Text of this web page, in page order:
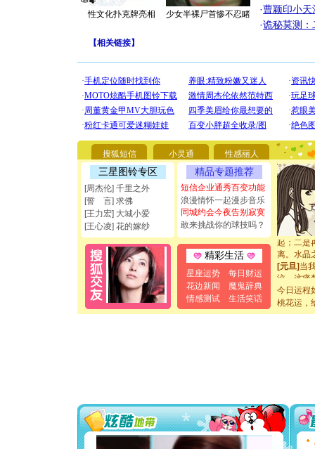
性文化扑克牌亮相 少女半裸尸首惨不忍睹
·曹颖印小天
·诡秘莫测：
【相关链接】
搜狐短信 小灵通 性感丽人
三星图铃专区
[周杰伦] 千里之外
[誓 言] 求佛
[王力宏] 大城小爱
[王心凌] 花的嫁纱
精品专题推荐
短信企业通秀百变功能
浪漫情怀一起漫步音乐
同城约会今夜告别寂寞
敢来挑战你的球技吗？
精彩生活
星座运势
每日财运
花边新闻
魔鬼辞典
情感测试
生活笑话
[圣诞节]
你太多
[圣诞节]
能正大光
都要快乐
[圣诞节]
如意,快
[元旦]看
断电。爱
你是我专
[元旦]如
起；二是
离。水晶
[元旦]当
泣，这痛
卖了。水
[春节]风
颜！冬去
[圣诞节]
能正大
都要快乐
[圣诞节]
今日运程
桃花运，